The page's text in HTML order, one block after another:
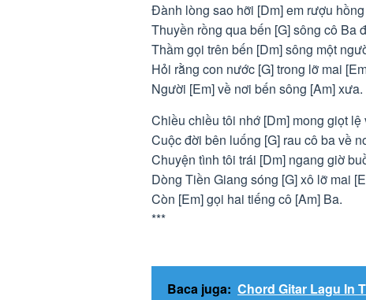
Đành lòng sao hỡi [Dm] em rượu
Thuyền rồng qua bến [G] sông cô Ba
Thầm gọi trên bến [Dm] sông một
Hỏi rằng con nước [G] trong lỡ mai
Người [Em] về nơi bến sông [Am] xưa.
Chiều chiều tôi nhớ [Dm] mong giọt
Cuộc đời bên luống [G] rau cô ba về
Chuyện tình tôi trái [Dm] ngang giờ
Dòng Tiền Giang sóng [G] xô lỡ mai
Còn [Em] gọi hai tiếng cô [Am] Ba.
***
Baca juga: Chord Gitar Lagu In